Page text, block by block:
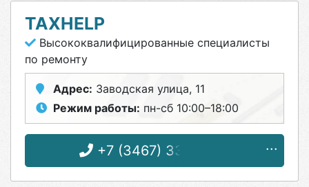
TAXHELP
Высококвалифицированные специалисты
по ремонту
Адрес: Заводская улица, 11
Режим работы: пн-сб 10:00–18:00
+7 (3467) 33-83-69